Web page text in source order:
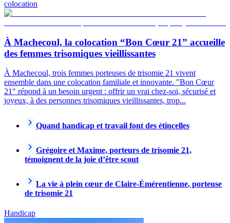
colocation
À Machecoul, la colocation “Bon Cœur 21” accueille
des femmes trisomiques vieillissantes
À Machecoul, trois femmes porteuses de trisomie 21 vivent
ensemble dans une colocation familiale et innovante. "Bon Cœur
21" répond à un besoin urgent : offrir un vrai chez-soi, sécurisé et
joyeux, à des personnes trisomiques vieillissantes, trop...
Quand handicap et travail font des étincelles
Grégoire et Maxime, porteurs de trisomie 21,
témoignent de la joie d’être scout
La vie à plein cœur de Claire-Émérentienne, porteuse
de trisomie 21
Handicap